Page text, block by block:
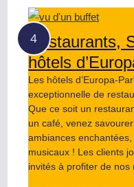
Restaurants,
hôtels
Les hôtels d’Europa-
exceptionnelle de
Que ce soit un
un café, venez
ambiances
musicaux ! Les clients
invités à profiter de